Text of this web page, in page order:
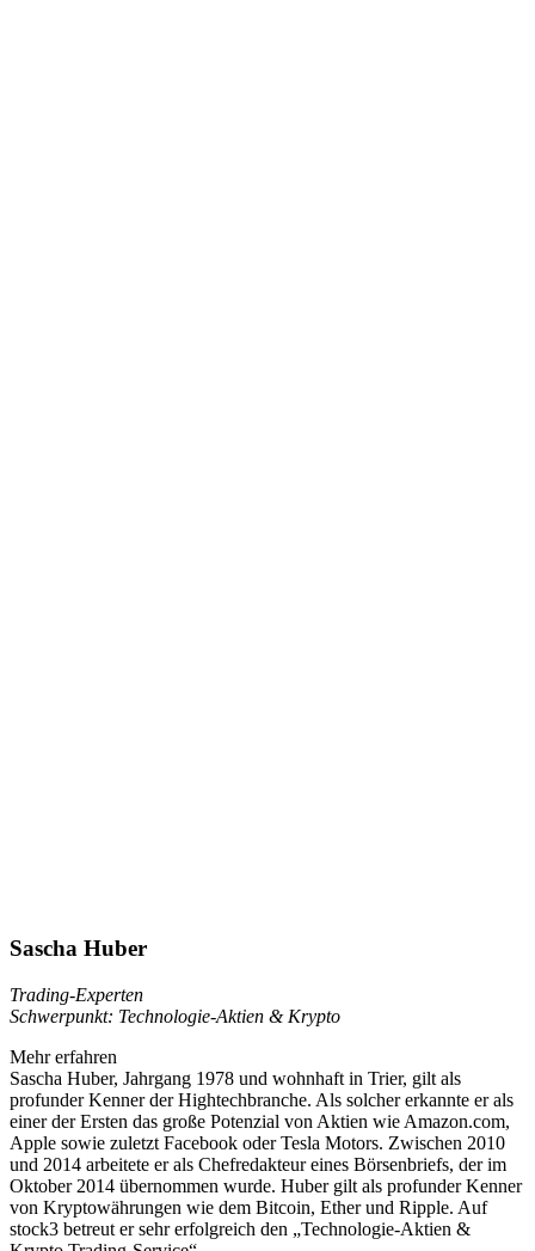
Sascha Huber
Trading-Experten
Schwerpunkt: Technologie-Aktien & Krypto
Mehr erfahren
Sascha Huber, Jahrgang 1978 und wohnhaft in Trier, gilt als
profunder Kenner der Hightechbranche. Als solcher erkannte er als
einer der Ersten das große Potenzial von Aktien wie Amazon.com,
Apple sowie zuletzt Facebook oder Tesla Motors. Zwischen 2010
und 2014 arbeitete er als Chefredakteur eines Börsenbriefs, der im
Oktober 2014 übernommen wurde. Huber gilt als profunder Kenner
von Kryptowährungen wie dem Bitcoin, Ether und Ripple. Auf
stock3 betreut er sehr erfolgreich den „Technologie-Aktien &